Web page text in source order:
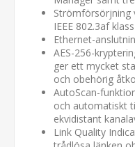
Strömförsörjning
IEEE 802.3af
Ethernet-
AES-256-
ger ett mycket
och obehörig
AutoScan-
och automatiskt
ekvidistant
Link Quality